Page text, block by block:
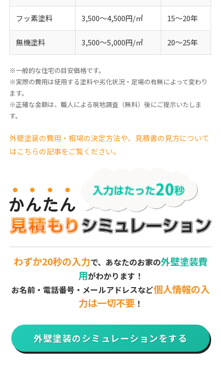
フッ素塗料 3,500〜4,500円/㎡ 15〜20年
無機塗料 3,500〜5,000円/㎡ 20〜25年
※一般的な住宅の目安価格です。
※実際の費用は使用する塗料や劣化状況・足場の有無によって変わり
ます。
※正確な金額は、職人による現地調査（無料）後にご提示いたしま
す。
外壁塗装の費用・相場の決定方法や、見積書の見方について
はこちらの記事をご覧ください。
わずか20秒の入力で、あなたのお家の外壁塗装費
用がわかります！
お名前・電話番号・メールアドレスなど個人情報の入
力は一切不要 ！
外壁塗装のシミュレーションをする